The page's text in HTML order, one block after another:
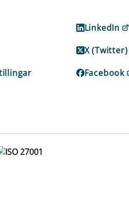
LinkedIn
X (Twitter)
Facebook